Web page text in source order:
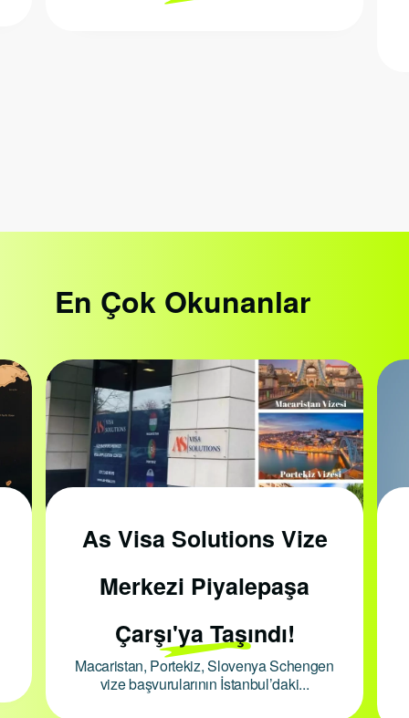
En Çok Okunanlar
As Visa Solutions Vize
Merkezi Piyalepaşa
Çarşı'ya Taşındı!
Macaristan, Portekiz, Slovenya Schengen
vize başvurularının İstanbul’daki...